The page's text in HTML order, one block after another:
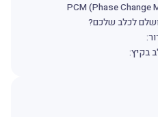
לכלב שלכם?